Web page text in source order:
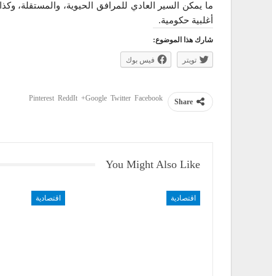
ما يمكن السير العادي للمرافق الحيوية، والمستقلة،
أغلبية حكومية.
شارك هذا الموضوع:
تويتر فيس بوك
Share
Facebook
Twitter
Google+
ReddIt
Pinterest
You Might Also Like
اقتصادية اقتصادية